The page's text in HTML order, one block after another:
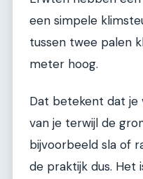
een simpele
tussen twee palen
meter hoog.
Dat betekent dat je
van je terwijl de
bijvoorbeeld sla of
de praktijk dus. Het